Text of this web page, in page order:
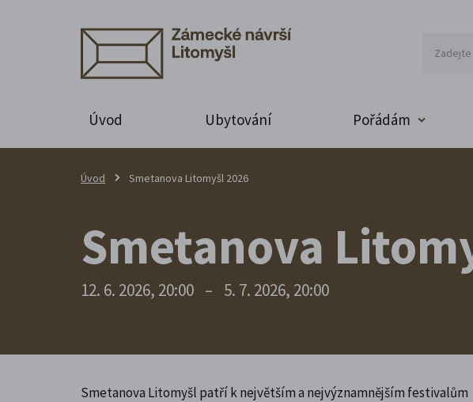
Úvod Ubytování Pořádám
Úvod Smetanova Litomyšl 2026
Smetanova
12. 6. 2026, 20:00 – 5. 7. 2026, 20:00
Smetanova Litomyšl patří k největším a nejvýznamnějším festivalům